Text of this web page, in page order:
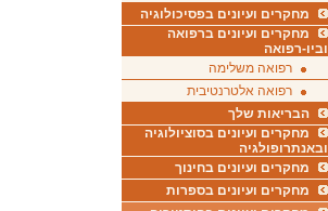
מחקרים ועיונים בפסיכולוגיה
מחקרים ועיונים ברפואה
וביו-רפואה
רפואה משלימה
רפואה אלטרנטיבית
הבריאות שלך
מחקרים ועיונים בסוציולוגיה
ובאנתרופולגיה
מחקרים ועיונים בחינוך
מחקרים ועיונים בספרות